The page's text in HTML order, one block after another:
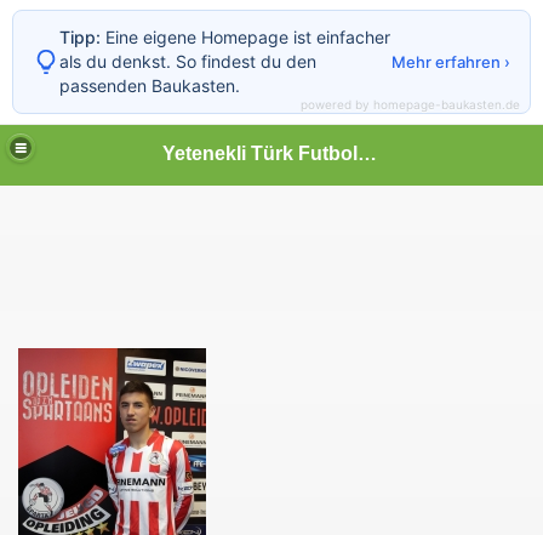
Yetenekli Türk Futbolcular
Tipp: Eine eigene Homepage ist einfacher
als du denkst. So findest du den
passenden Baukasten.
Mehr erfahren ›
powered by homepage-baukasten.de